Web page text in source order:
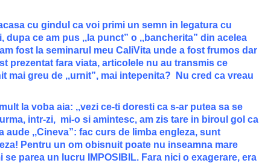
cu gindul ca voi primi un semn in legatura cu
dupa ce am pus ,,la punct” o ,,bancherita” din acelea
fost la seminarul meu CaliVita unde a fost frumos dar
prezentat fara viata, articolele nu au transmis ce
mai greu de ,,urnit”, mai intepenita? Nu cred ca vreau
la voba aia: ,,vezi ce-ti doresti ca s-ar putea sa se
intr-zi, mi-o si amintesc, am zis tare in biroul gol ca
aude ,,Cineva”: fac curs de limba engleza, sunt
Pentru un om obisnuit poate nu inseamna mare
se parea un lucru IMPOSIBIL. Fara nici o exagerare, era